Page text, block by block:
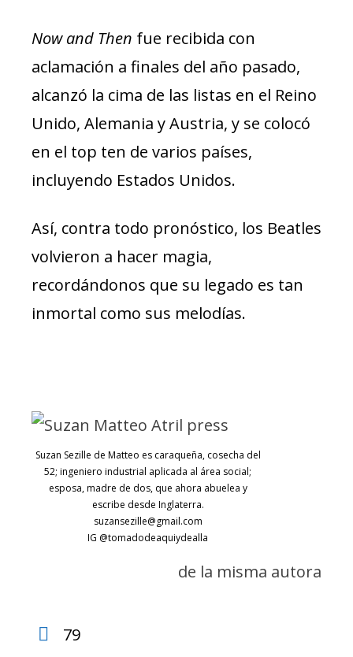
Now and Then fue recibida con
aclamación a finales del año pasado,
alcanzó la cima de las listas en el Reino
Unido, Alemania y Austria, y se colocó
en el top ten de varios países,
incluyendo Estados Unidos.
Así, contra todo pronóstico, los Beatles
volvieron a hacer magia,
recordándonos que su legado es tan
inmortal como sus melodías.
Suzan Sezille de Matteo es caraqueña, cosecha del
52; ingeniero industrial aplicada al área social;
esposa, madre de dos, que ahora abuelea y
escribe desde Inglaterra.
suzansezille@gmail.com
IG @tomadodeaquiydealla
de la misma autora
79